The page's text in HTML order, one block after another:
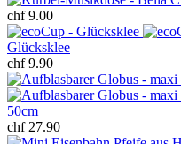
chf 9.00
Glücksklee
chf 9.90
50cm
chf 27.90